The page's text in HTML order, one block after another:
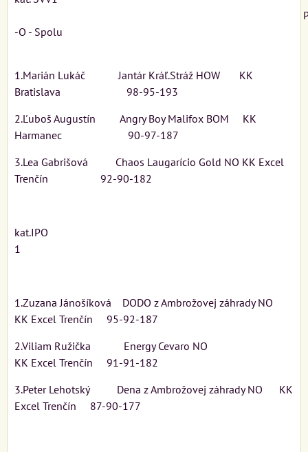
P
-O - Spolu
1.Marián Lukáč Jantár Kráľ.Stráž HOW KK
Bratislava 98-95-193
2.Ľuboš Augustín Angry Boy Malifox BOM KK
Harmanec 90-97-187
3.Lea Gabrišová Chaos Laugarício Gold NO KK Excel
Trenčín 92-90-182
kat.IPO
1
1.Zuzana Jánošíková DODO z Ambrožovej záhrady NO
KK Excel Trenčín 95-92-187
2.Viliam Ružička Energy Cevaro NO
KK Excel Trenčín 91-91-182
3.Peter Lehotský Dena z Ambrožovej záhrady NO KK
Excel Trenčín 87-90-177